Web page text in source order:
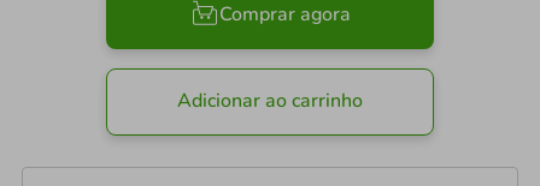
Comprar agora
Adicionar ao carrinho